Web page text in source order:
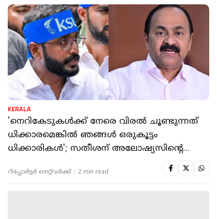
KERALA
'നെറികേടുകൾക്ക് നേരെ വിരൽ ചൂണ്ടുന്നത്
ധിക്കാരമെങ്കിൽ ഞങ്ങൾ ഒരുകൂട്ടം
ധിക്കാരികൾ'; സതീശന് അലോഷ്യസിൻ്റെ
റിപ്പോർട്ടർ നെറ്റ്‌വര്‍ക്ക്‌ 2 min read